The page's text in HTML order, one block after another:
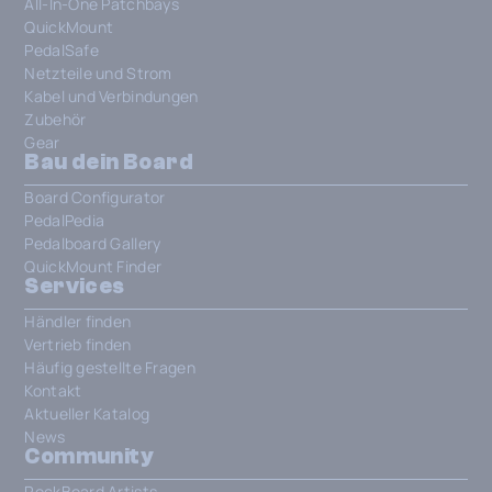
QuickMount
PedalSafe
Netzteile und Strom
Kabel und Verbindungen
Zubehör
Gear
Bau dein Board
Board Configurator
PedalPedia
Pedalboard Gallery
QuickMount Finder
Services
Händler finden
Vertrieb finden
Häufig gestellte Fragen
Kontakt
Aktueller Katalog
News
Community